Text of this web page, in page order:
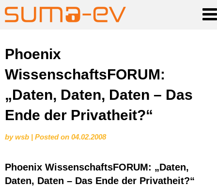
Skip
content
Phoenix
WissenschaftsFORUM:
„Daten, Daten, Daten – Das
Ende der Privatheit?“
bywsb | Posted on 04.02.2008
Phoenix WissenschaftsFORUM: „Daten,
Daten, Daten – Das Ende der Privatheit?“